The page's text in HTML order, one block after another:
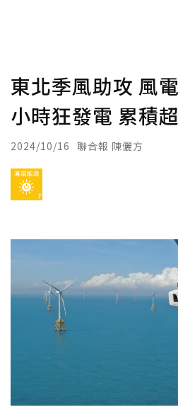
東北季風助攻 風
小時狂發電 累積
2024/10/16 聯合報 陳儷方